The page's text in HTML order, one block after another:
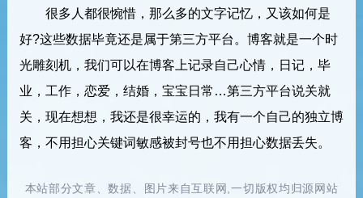
很多人都很惋惜，那么多的文字记忆，又该如何是
好?这些数据毕竟还是属于第三方平台。博客就是一个时
光雕刻机，我们可以在博客上记录自己心情，日记，毕
业，工作，恋爱，结婚，宝宝日常…第三方平台说关就
关，现在想想，我还是很幸运的，我有一个自己的独立博
客，不用担心关键词敏感被封号也不用担心数据丢失。
本站部分文章、数据、图片来自互联网,一切版权均归源网站